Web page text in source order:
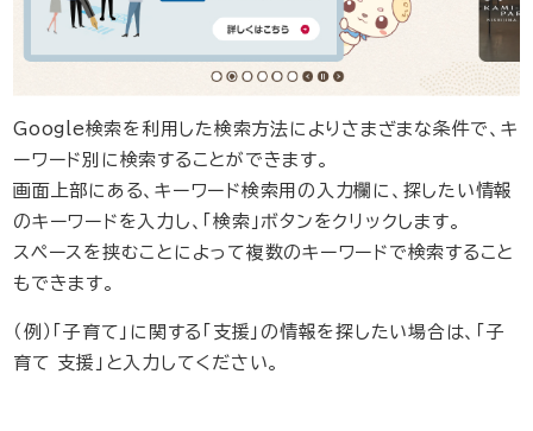
Google検索を利用した検索方法によりさまざまな条件で、キ
ーワード別に検索することができます。
​画面上部にある、キーワード検索用の入力欄に、探したい情報
のキーワードを入力し、「検索」ボタンをクリックします。
​スペースを挟むことによって複数のキーワードで検索すること
もできます。
（例）「子育て」に関する「支援」の情報を探したい場合は、「子
育て 支援」と入力してください。